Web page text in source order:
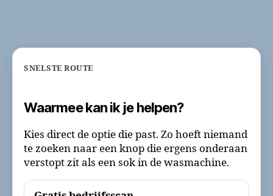
SNELSTE ROUTE
Waarmee kan ik je helpen?
Kies direct de optie die past. Zo hoeft niemand
te zoeken naar een knop die ergens onderaan
verstopt zit als een sok in de wasmachine.